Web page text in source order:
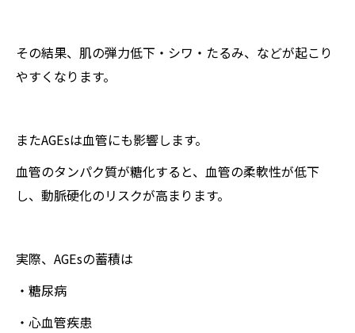
その結果、肌の弾力低下・シワ・たるみ、などが起こり
やすくなります。
またAGEsは血管にも影響します。
血管のタンパク質が糖化すると、血管の柔軟性が低下
し、動脈硬化のリスクが高まります。
実際、AGEsの蓄積は
・糖尿病
・心血管疾患